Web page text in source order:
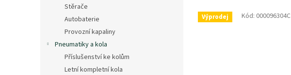
Stěrače
Autobaterie
Provozní kapaliny
Pneumatiky a kola
Příslušenství ke kolům
Letní kompletní kola
Výprodej Kód: 000096304C